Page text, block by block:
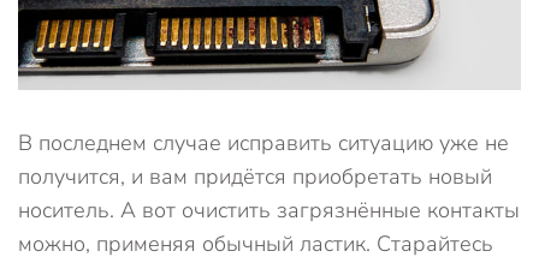
В последнем случае исправить ситуацию уже не
получится, и вам придётся приобретать новый
носитель. А вот очистить загрязнённые контакты
можно, применяя обычный ластик. Старайтесь